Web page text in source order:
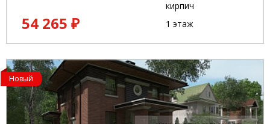
54 265 ₽
кирпич
1 этаж
Новый